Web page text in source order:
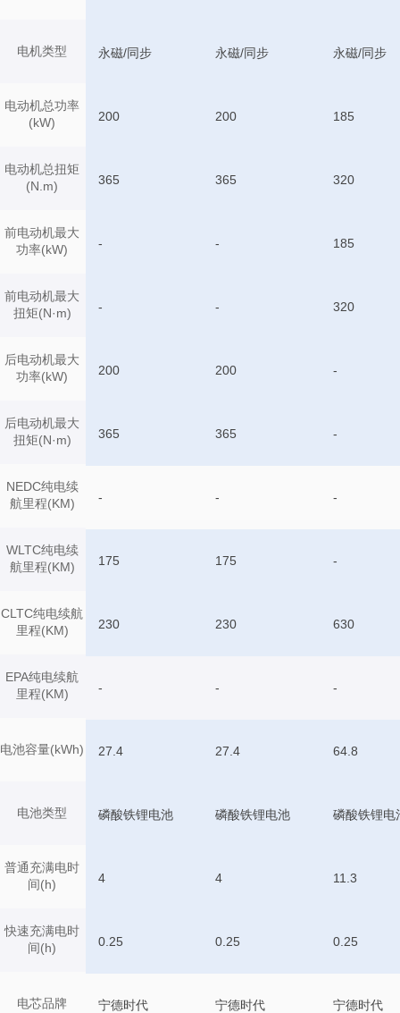
电机类型
电动机总功率
(kW)
电动机总扭矩
(N.m)
前电动机最大
功率(kW)
前电动机最大
扭矩(N·m)
后电动机最大
功率(kW)
后电动机最大
扭矩(N·m)
NEDC纯电续
航里程(KM)
WLTC纯电续
航里程(KM)
CLTC纯电续航
里程(KM)
EPA纯电续航
里程(KM)
电池容量(kWh)
电池类型
普通充满电时
间(h)
快速充满电时
间(h)
电芯品牌
永磁/同步 永磁/同步 永磁/同步
200 200 185
365 365 320
- - 185
- - 320
200 200 -
365 365 -
- - -
175 175 -
230 230 630
- - -
27.4 27.4 64.8
磷酸铁锂电池 磷酸铁锂电池 磷酸铁锂电
4 4 11.3
0.25 0.25 0.25
宁德时代 宁德时代 宁德时代